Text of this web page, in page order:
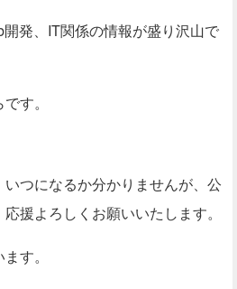
発、IT関係の情報が盛り沢山で
す。
つになるか分かりませんが、公
援よろしくお願いいたします。
す。